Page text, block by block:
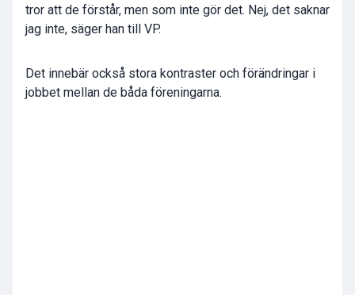
tror att de förstår, men som inte gör det. Nej, det saknar
jag inte, säger han till VP.
Det innebär också stora kontraster och förändringar i
jobbet mellan de båda föreningarna.